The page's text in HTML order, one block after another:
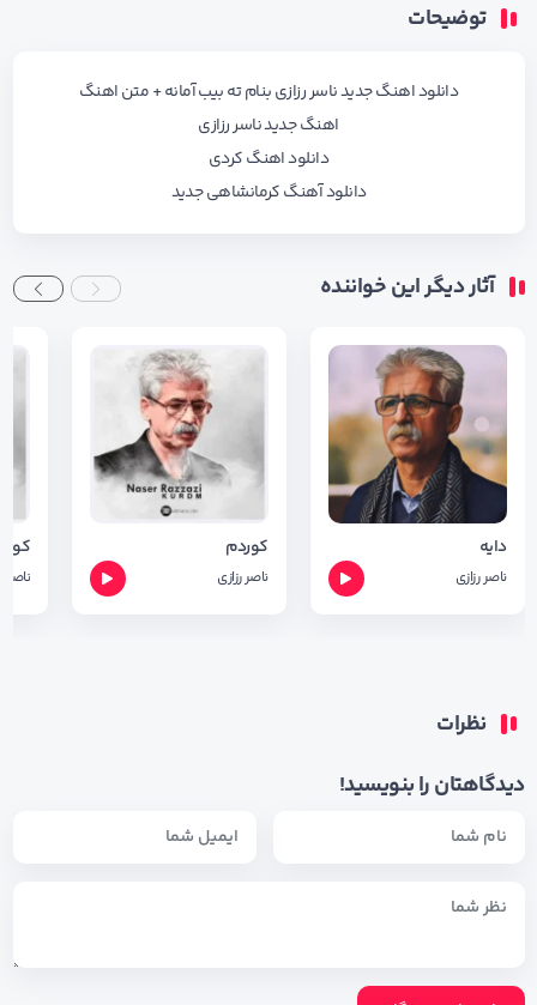
توضیحات
دانلود اهنگ جدید ناسر رزازی بنام ته بیب آمانه + متن اهنگ
اهنگ جدید ناسر رزازی
دانلود اهنگ کردی
دانلود آهنگ کرمانشاهی جدید
آثار دیگر این خواننده
دایه
ناصر رزازی
کوردم
ناصر رزازی ناصر
نظرات
دیدگاهتان را بنویسید!